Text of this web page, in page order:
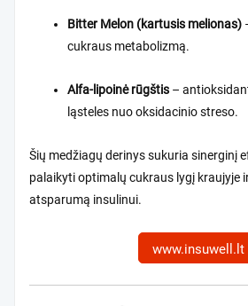
Bitter Melon (kartusis melionas)
cukraus metabolizmą.
Alfa-lipoinė rūgštis –
ląsteles nuo oksidacinio streso.
Šių medžiagų derinys sukuria sinerginį
palaikyti optimalų cukraus lygį kraujyje
atsparumą insulinui.
www.insuwell.lt